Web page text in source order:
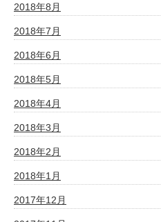
2018年8月
2018年7月
2018年6月
2018年5月
2018年4月
2018年3月
2018年2月
2018年1月
2017年12月